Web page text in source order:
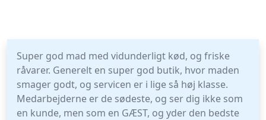
Super god mad med vidunderligt kød, og friske
råvarer. Generelt en super god butik, hvor maden
smager godt, og servicen er i lige så høj klasse.
Medarbejderne er de sødeste, og ser dig ikke som
en kunde, men som en GÆST, og yder den bedste